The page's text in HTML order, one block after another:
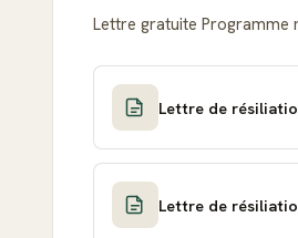
Lettre gratuite Programme
Lettre de
Lettre de